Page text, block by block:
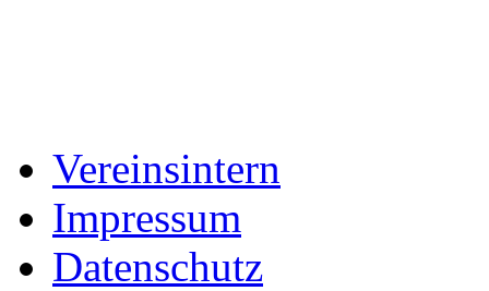
Vereinsintern
Impressum
Datenschutz